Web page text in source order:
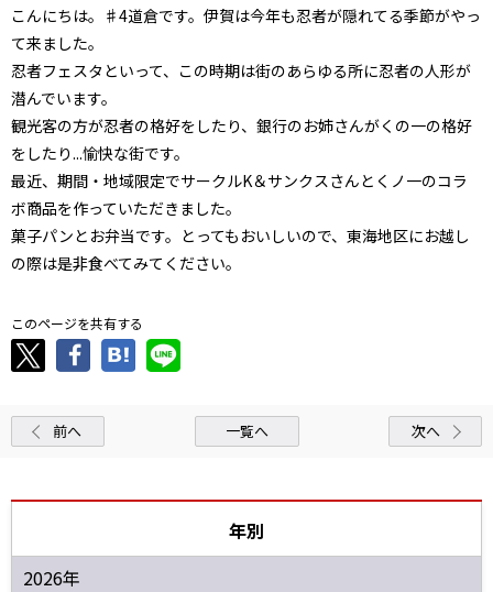
こんにちは。♯4道倉です。伊賀は今年も忍者が隠れてる季節がやっ
て来ました。
忍者フェスタといって、この時期は街のあらゆる所に忍者の人形が
潜んでいます。
観光客の方が忍者の格好をしたり、銀行のお姉さんがくの一の格好
をしたり...愉快な街です。
最近、期間・地域限定でサークルK＆サンクスさんとくノ一のコラ
ボ商品を作っていただきました。
菓子パンとお弁当です。とってもおいしいので、東海地区にお越し
の際は是非食べてみてください。
このページを共有する
前へ 一覧へ 次へ
年別
2026年